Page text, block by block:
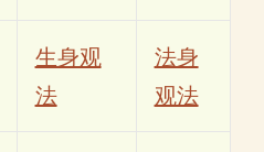
生身观
法
法身
观法